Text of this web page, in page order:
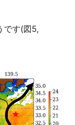
です(図5,